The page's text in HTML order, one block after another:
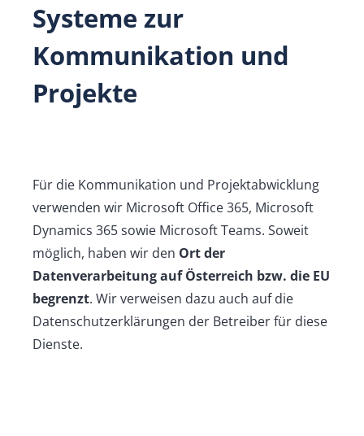
Systeme zur
Kommunikation und
Projekte
Für die Kommunikation und Projektabwicklung
verwenden wir Microsoft Office 365, Microsoft
Dynamics 365 sowie Microsoft Teams. Soweit
möglich, haben wir den Ort der
Datenverarbeitung auf Österreich bzw. die EU
begrenzt. Wir verweisen dazu auch auf die
Datenschutzerklärungen der Betreiber für diese
Dienste.